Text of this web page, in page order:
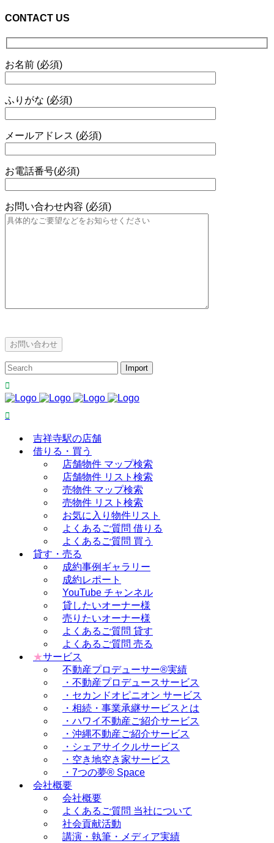
CONTACT US
お名前 (必須)
ふりがな (必須)
メールアドレス (必須)
お電話番号(必須)
お問い合わせ内容 (必須)
吉祥寺駅の店舗
借りる・買う
店舗物件 マップ検索
店舗物件 リスト検索
売物件 マップ検索
売物件 リスト検索
お気に入り物件リスト
よくあるご質問 借りる
よくあるご質問 買う
貸す・売る
成約事例ギャラリー
成約レポート
YouTube チャンネル
貸したいオーナー様
売りたいオーナー様
よくあるご質問 貸す
よくあるご質問 売る
★サービス
不動産プロデューサー®実績
・不動産プロデュースサービス
・セカンドオピニオン サービス
・相続・事業承継サービスとは
・ハワイ不動産ご紹介サービス
・沖縄不動産ご紹介サービス
・シェアサイクルサービス
・空き地空き家サービス
・7つの夢® Space
会社概要
会社概要
よくあるご質問 当社について
社会貢献活動
講演・執筆・メディア実績